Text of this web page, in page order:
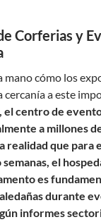
Corferias y
mano cómo los
cercanía a este
el centro de
a millones
realidad que para
el
es
durante
informes